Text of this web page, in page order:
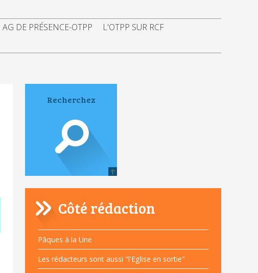
AG DE PRÉSENCE-OTPP
L'OTPP SUR RCF
Navigation
Côté rédaction
Pâques à la Une
Les rédacteurs sont aussi "l'Eglise en sortie"